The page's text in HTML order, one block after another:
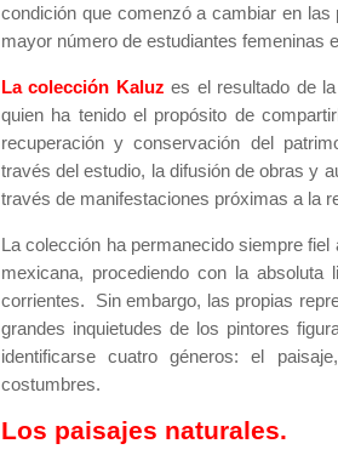
condición que comenzó a cambiar en
mayor número de estudiantes femeninas
La colección Kaluzes el resultado de
quien ha tenido el propósito de
recuperación y conservación del
través del estudio, la difusión de obras y
través de manifestaciones próximas a la
La colección ha permanecido siempre
mexicana, procediendo con la
corrientes. Sin embargo, las propias
grandes inquietudes de los pintores
identificarse cuatro géneros: el
costumbres.
Los paisajes naturales.